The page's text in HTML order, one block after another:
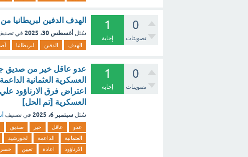
0
تصويتات
1
إجابة
الهدف الدفين لبريطانيا من أصدار
سُئل أغسطس 30، 2025 في
الهدف الدفين لبريطانيا
0
تصويتات
1
إجابة
عدو عاقل خير من صديق
العسكرية العثمانية
اعتراض فرق الارناؤود
العسكرية [تم الحل]
سُئل سبتمبر 6، 2025 في تصنيف
عدو عاقل خير صديق
العثمانية
الداعمة لخورشيد
الارناؤود
اعادة تعيين